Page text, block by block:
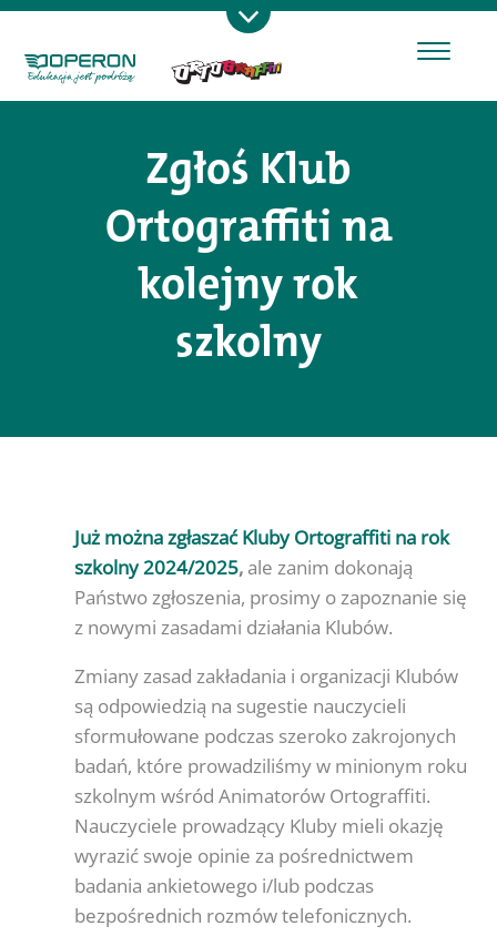
Zgłoś Klub
Ortograffiti na
kolejny rok
szkolny
Już można zgłaszać Kluby Ortograffiti na rok
szkolny 2024/2025, ale zanim dokonają
Państwo zgłoszenia, prosimy o zapoznanie się
z nowymi zasadami działania Klubów.
Zmiany zasad zakładania i organizacji Klubów
są odpowiedzią na sugestie nauczycieli
sformułowane podczas szeroko zakrojonych
badań, które prowadziliśmy w minionym roku
szkolnym wśród Animatorów Ortograffiti.
Nauczyciele prowadzący Kluby mieli okazję
wyrazić swoje opinie za pośrednictwem
badania ankietowego i/lub podczas
bezpośrednich rozmów telefonicznych.